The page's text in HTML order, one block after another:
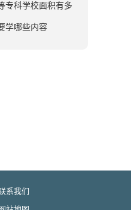
专科学校面积有多
学哪些内容
系我们